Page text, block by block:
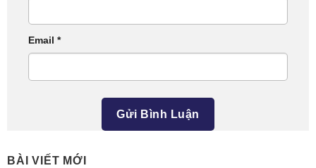
Email *
BÀI VIẾT MỚI